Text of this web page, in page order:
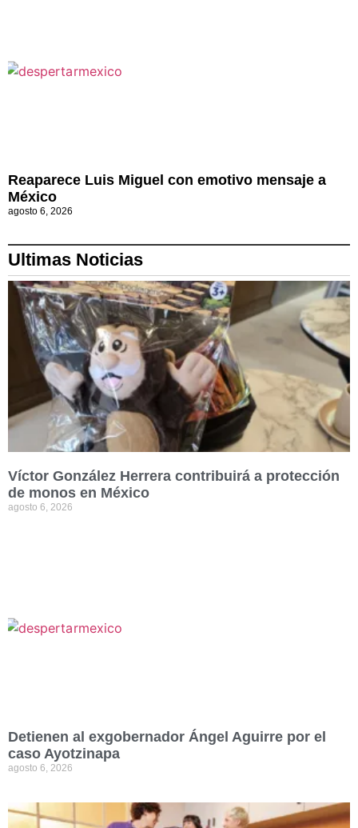
Reaparece Luis Miguel con emotivo mensaje a
México
agosto 6, 2026
Ultimas Noticias
Víctor González Herrera contribuirá a protección
de monos en México
agosto 6, 2026
Detienen al exgobernador Ángel Aguirre por el
caso Ayotzinapa
agosto 6, 2026